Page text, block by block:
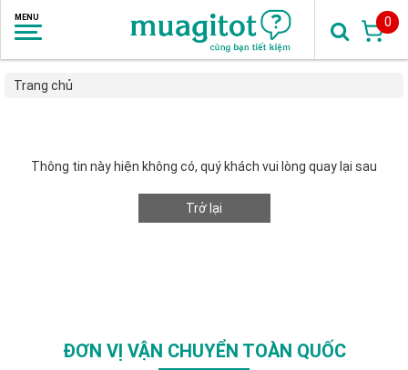
0
Trang chủ
Thông tin này hiện không có, quý khách vui lòng quay lại sau
Trở lại
ĐƠN VỊ VẬN CHUYỂN TOÀN QUỐC